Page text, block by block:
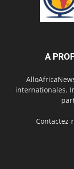
A
internationales.
Contactez-